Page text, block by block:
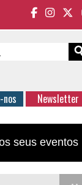
Newsletter
seus eventos